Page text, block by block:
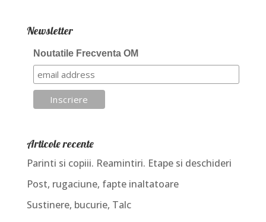
Newsletter
Noutatile Frecventa OM
Articole recente
Parinti si copiii. Reamintiri. Etape si deschideri
Post, rugaciune, fapte inaltatoare
Sustinere, bucurie, Talc